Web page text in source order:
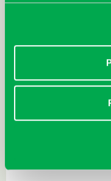
Sprievodca po hviezdnej